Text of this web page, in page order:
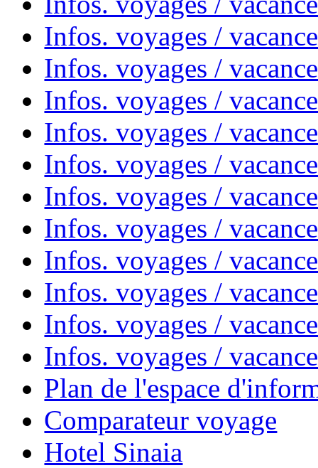
Infos. voyages /
Infos. voyages /
Infos. voyages /
Infos. voyages /
Infos. voyages /
Infos. voyages /
Infos. voyages /
Infos. voyages /
Infos. voyages /
Infos. voyages /
Infos. voyages /
Plan de l'espace
Comparateur voyage
Hotel Sinaia